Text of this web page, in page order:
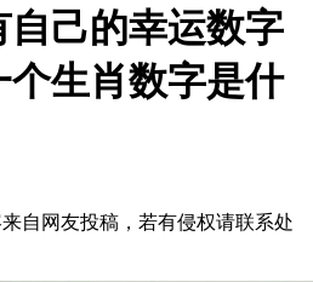
己的幸运数字
生肖数字是什
自网友投稿，若有侵权请联系处